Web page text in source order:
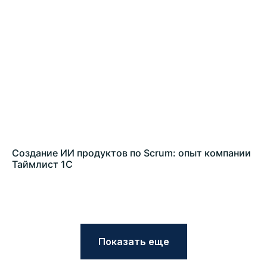
Создание ИИ продуктов по Scrum: опыт компании
Таймлист 1С
Показать еще